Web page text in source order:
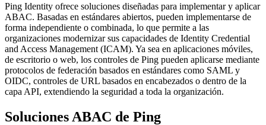
Ping Identity ofrece soluciones diseñadas para implementar y aplicar
ABAC. Basadas en estándares abiertos, pueden implementarse de
forma independiente o combinada, lo que permite a las
organizaciones modernizar sus capacidades de Identity Credential
and Access Management (ICAM). Ya sea en aplicaciones móviles,
de escritorio o web, los controles de Ping pueden aplicarse mediante
protocolos de federación basados en estándares como SAML y
OIDC, controles de URL basados en encabezados o dentro de la
capa API, extendiendo la seguridad a toda la organización.
Soluciones ABAC de Ping